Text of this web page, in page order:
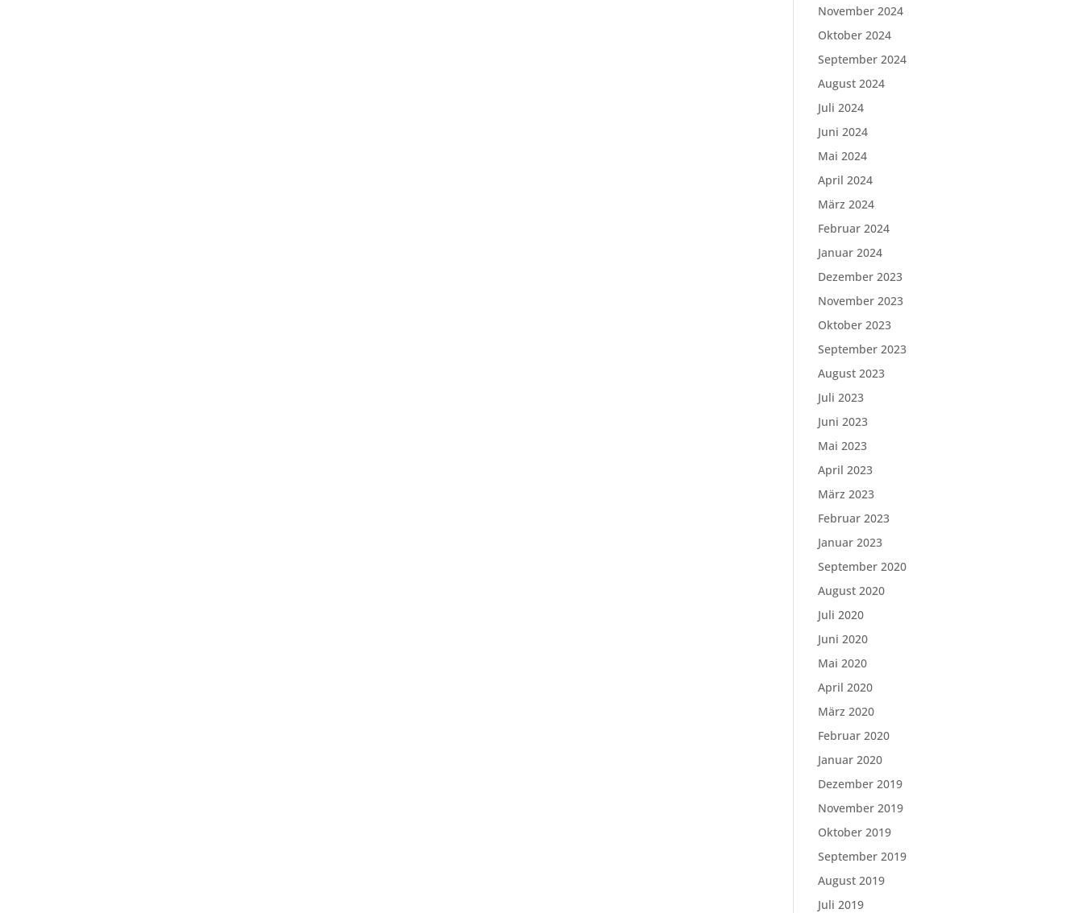
November 2024
Oktober 2024
September 2024
August 2024
Juli 2024
Juni 2024
Mai 2024
April 2024
März 2024
Februar 2024
Januar 2024
Dezember 2023
November 2023
Oktober 2023
September 2023
August 2023
Juli 2023
Juni 2023
Mai 2023
April 2023
März 2023
Februar 2023
Januar 2023
September 2020
August 2020
Juli 2020
Juni 2020
Mai 2020
April 2020
März 2020
Februar 2020
Januar 2020
Dezember 2019
November 2019
Oktober 2019
September 2019
August 2019
Juli 2019